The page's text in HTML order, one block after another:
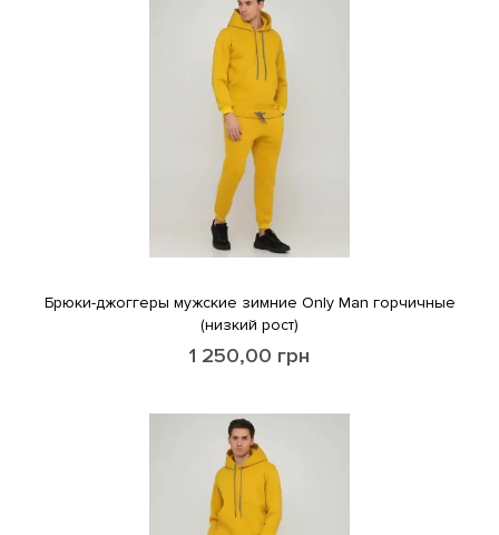
Брюки-джоггеры мужские зимние Only Man горчичные
(низкий рост)
1 250,00 грн